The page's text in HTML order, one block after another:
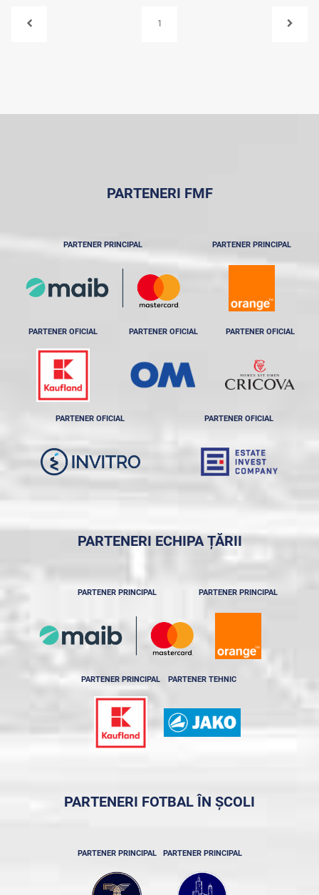
1
PARTENERI FMF
PARTENER PRINCIPAL PARTENER PRINCIPAL
PARTENER OFICIAL PARTENER OFICIAL PARTENER OFICIAL
PARTENER OFICIAL PARTENER OFICIAL
PARTENERI ECHIPA ȚĂRII
PARTENER PRINCIPAL PARTENER PRINCIPAL
PARTENER PRINCIPAL PARTENER TEHNIC
PARTENERI FOTBAL ÎN ȘCOLI
PARTENER PRINCIPAL PARTENER PRINCIPAL